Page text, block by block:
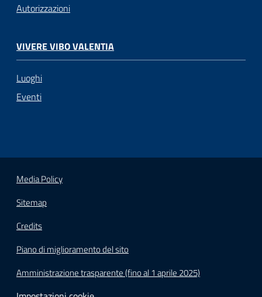
Autorizzazioni
VIVERE VIBO VALENTIA
Luoghi
Eventi
Media Policy
Sitemap
Credits
Piano di miglioramento del sito
Amministrazione trasparente (fino al 1 aprile 2025)